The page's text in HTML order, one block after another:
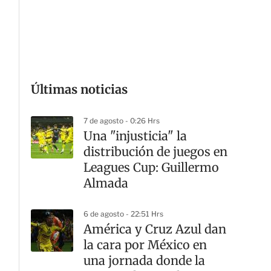
Últimas noticias
7 de agosto - 0:26 Hrs
Una "injusticia" la
distribución de juegos en
Leagues Cup: Guillermo
Almada
6 de agosto - 22:51 Hrs
América y Cruz Azul dan
la cara por México en
una jornada donde la